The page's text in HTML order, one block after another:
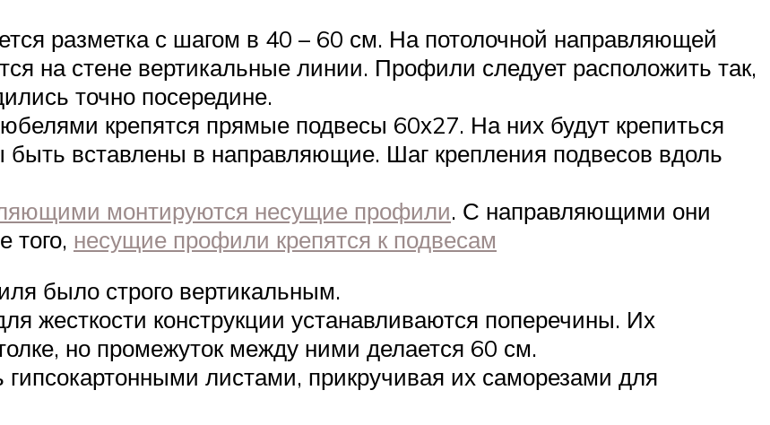
разметка с шагом в 40 – 60 см. На потолочной направляющей
на стене вертикальные линии. Профили следует расположить так,
точно посередине.
крепятся прямые подвесы 60х27. На них будут крепиться
вставлены в направляющие. Шаг крепления подвесов вдоль
монтируются несущие профили. С направляющими они
того, несущие профили крепятся к подвесам
было строго вертикальным.
жесткости конструкции устанавливаются поперечины. Их
но промежуток между ними делается 60 см.
листами, прикручивая их саморезами для